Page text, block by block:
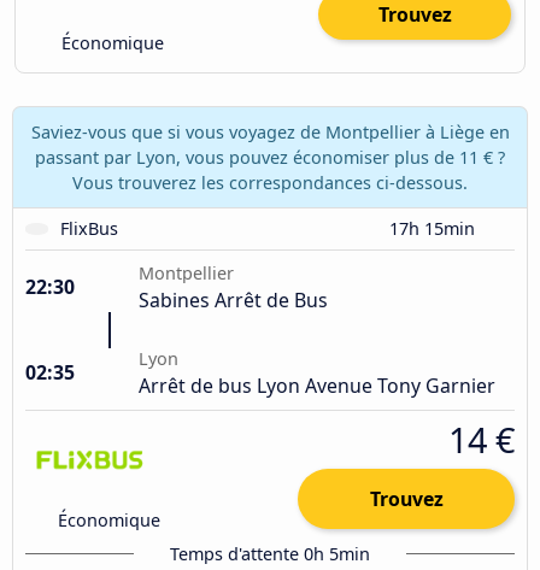
Économique
Trouvez
Saviez-vous que si vous voyagez de Montpellier à Liège en
passant par Lyon, vous pouvez économiser plus de 11 € ?
Vous trouverez les correspondances ci-dessous.
FlixBus
17h 15min
22:30
Montpellier
Sabines Arrêt de Bus
02:35
Lyon
Arrêt de bus Lyon Avenue Tony Garnier
Économique
14 €
Trouvez
Temps d'attente 0h 5min